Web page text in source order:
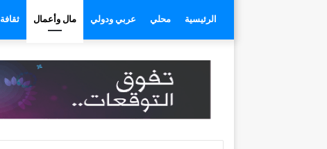
الرئيسية محلي عربي ودولي مال وأعمال ثقافة